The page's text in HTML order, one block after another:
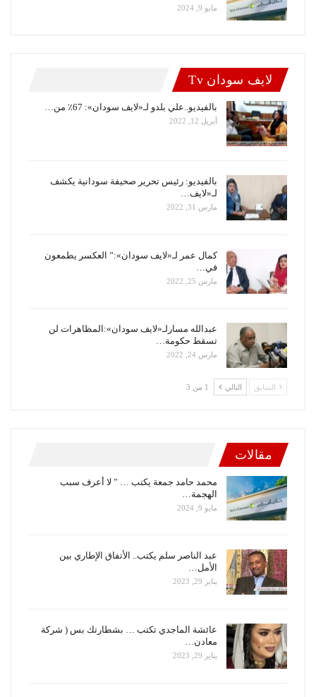
مايو 9, 2024
لايف سودان Tv
بالفيديو..علي بلدو لـ«لايف سودان»: 67٪ من…
أبريل 12, 2022
بالفيديو: رئيس تحرير صحيفة سودانية يكشف
لـ«لايف…
مارس 31, 2022
كمال عمر لـ«لايف سودان»:” العكسر يطمعون
في…
مارس 25, 2022
عبدالله مسارلـ«لايف سودان»:المظاهرات لن
تسقط حكومة…
مارس 24, 2022
السابق التالي 1 من 3
مقالات
محمد حامد جمعة يكتب … ” لا أعرف سبب
الهجمة…
مايو 9, 2024
عبد الناصر سلم يكتب.. الأتفاق الإطاري بين
الأمل…
يناير 29, 2023
عائشة الماجدي تكتب … بشطارتك بس ( شركة
معادن…
يناير 29, 2023